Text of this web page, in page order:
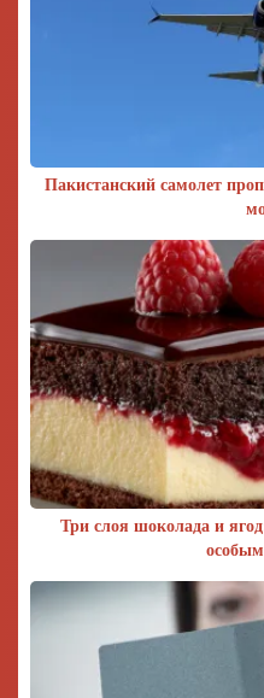
Пакистанский самолет
Три слоя шоколада и